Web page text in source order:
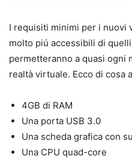
I requisiti minimi per i nuovi
molto piú accessibili di
permetteranno a quasi ogni
realtà virtuale. Ecco di cosa
4GB di RAM
Una porta USB 3.0
Una scheda grafica con
Una CPU quad-core